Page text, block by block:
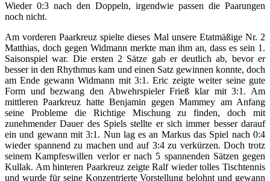
Wieder 0:3 nach den Doppeln, irgendwie passen die Paarungen
noch nicht.
Am vorderen Paarkreuz spielte dieses Mal unsere Etatmäßige Nr. 2
Matthias, doch gegen Widmann merkte man ihm an, dass es sein 1.
Saisonspiel war. Die ersten 2 Sätze gab er deutlich ab, bevor er
besser in den Rhythmus kam und einen Satz gewinnen konnte, doch
am Ende gewann Widmann mit 3:1. Eric zeigte weiter seine gute
Form und bezwang den Abwehrspieler Frieß klar mit 3:1. Am
mittleren Paarkreuz hatte Benjamin gegen Mammey am Anfang
seine Probleme die Richtige Mischung zu finden, doch mit
zunehmender Dauer des Spiels stellte er sich immer besser darauf
ein und gewann mit 3:1. Nun lag es an Markus das Spiel nach 0:4
wieder spannend zu machen und auf 3:4 zu verkürzen. Doch trotz
seinem Kampfeswillen verlor er nach 5 spannenden Sätzen gegen
Kullak. Am hinteren Paarkreuz zeigte Ralf wieder tolles Tischtennis
und wurde für seine Konzentrierte Vorstellung belohnt und gewann